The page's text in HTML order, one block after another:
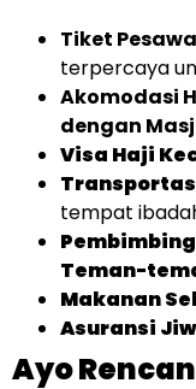
Tiket
terpercaya
Akomodasi
dengan
Visa Haji
tempat
Teman-
Makanan
Asuransi
Ayo